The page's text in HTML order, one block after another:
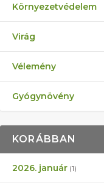
Környezetvédelem
Virág
Vélemény
Gyógynövény
KORÁBBAN
2026. január (1)